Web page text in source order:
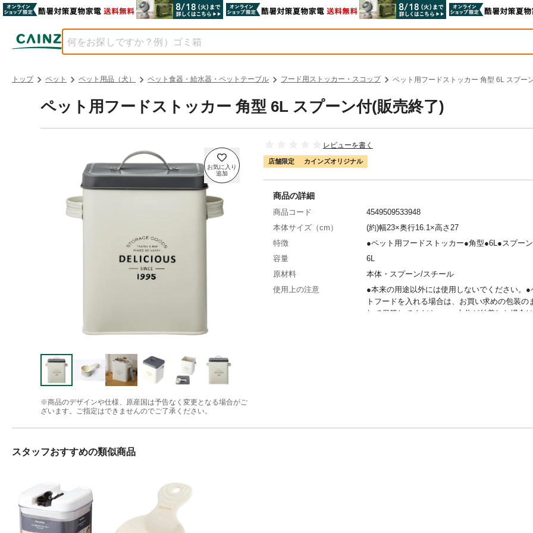
トップ ペット ペット用品（犬） ペット食器・給水器・ペットテーブル フード用ストッカー・スコップ ペット用フードストッカー 角型 6L スプー
ペット用フードストッカー 角型 6L スプーン付(販売終了)
※商品のデザインや仕様、原産国は予告なく変更となる場合がご
ざいます。ご指定はできませんのでご了承ください。
レビューを書く
店舗限定 カインズオリジナル
商品の詳細
商品コード
4549509533948
本体サイズ（cm）
(約)幅23×奥行16.1×高さ27
特徴
●ペット用フードストッカー●角型●6L●スプーン
容量
6L
原材料
本体・スプーン/スチール
使用上の注意
●本来の用途以外には使用しないでください。●
トフードを入れる場合は、お買い求めの包装の
れて保管してください。●水分が付着した場合は
スタッフおすすめの類似商品